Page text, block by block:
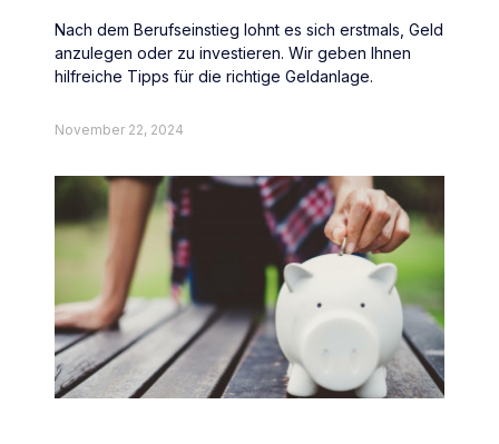
Nach dem Berufseinstieg lohnt es sich erstmals, Geld
anzulegen oder zu investieren. Wir geben Ihnen
hilfreiche Tipps für die richtige Geldanlage.
November 22, 2024